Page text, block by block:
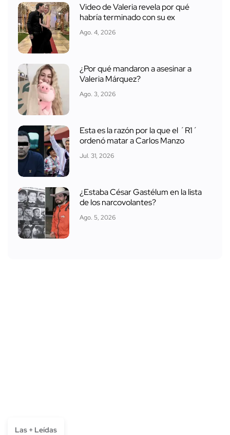
Video de Valeria revela por qué
habría terminado con su ex
Ago. 4, 2026
¿Por qué mandaron a asesinar a
Valeria Márquez?
Ago. 3, 2026
Esta es la razón por la que el ´R1´
ordenó matar a Carlos Manzo
Jul. 31, 2026
¿Estaba César Gastélum en la lista
de los narcovolantes?
Ago. 5, 2026
Las + Leídas